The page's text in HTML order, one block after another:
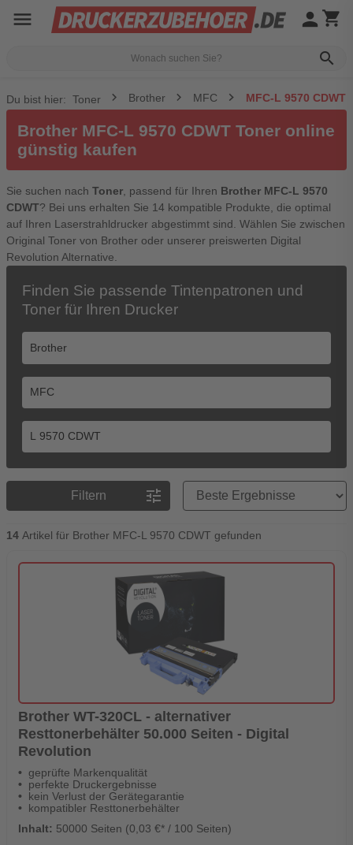
menu
search
person shopping_cart
Du bist hier: Toner Brother MFC MFC-L 9570 CDWT
Brother MFC-L 9570 CDWT Toner online
günstig kaufen
Sie suchen nach Toner , passend für Ihren Brother MFC-L 9570
CDWT? Bei uns erhalten Sie 14 kompatible Produkte, die optimal
auf Ihren Laserstrahldrucker abgestimmt sind. Wählen Sie zwischen
Original Toner von Brother oder unserer preiswerten Digital
Revolution Alternative.
Finden Sie passende Tintenpatronen und
Toner für Ihren Drucker
Filtern tune
Preisreihenfolge
14 Artikel für Brother MFC-L 9570 CDWT gefunden
Brother WT-320CL - alternativer
Resttonerbehälter 50.000 Seiten - Digital
Revolution
geprüfte Markenqualität
perfekte Druckergebnisse
kein Verlust der Gerätegarantie
kompatibler Resttonerbehälter
Inhalt: 50000 Seiten (0,03 €* / 100 Seiten)